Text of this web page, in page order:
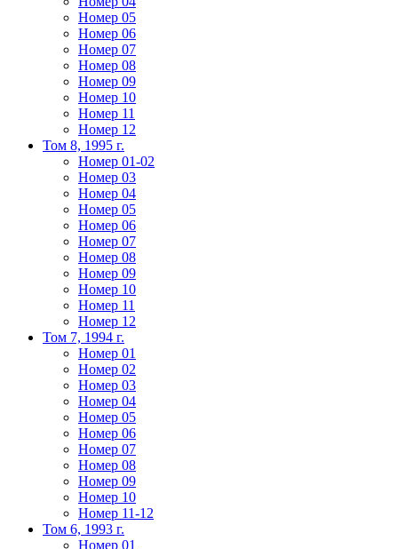
Номер 05
Номер 06
Номер 07
Номер 08
Номер 09
Номер 10
Номер 11
Номер 12
Том 8, 1995 г.
Номер 01-02
Номер 03
Номер 04
Номер 05
Номер 06
Номер 07
Номер 08
Номер 09
Номер 10
Номер 11
Номер 12
Том 7, 1994 г.
Номер 01
Номер 02
Номер 03
Номер 04
Номер 05
Номер 06
Номер 07
Номер 08
Номер 09
Номер 10
Номер 11-12
Том 6, 1993 г.
Номер 01